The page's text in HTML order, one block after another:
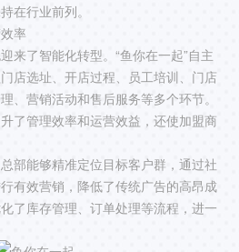
在行业前列。
率
来了智能化转型。“鱼你在一起”自主
店选址、开店过程、员工培训、门店
、营销活动和售后服务等多个环节。
了管理效率和运营效益，还使加盟商
部能够精准定位目标客户群，通过社
有效营销，降低了传统广告的高昂成
了库存管理、订单处理等流程，进一